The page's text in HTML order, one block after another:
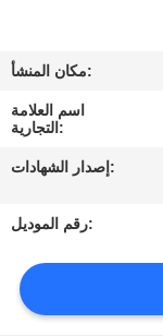
مراقبة
الجودة
اتصل
أخبار
مكان المنشأ:
اسم العلامة
التجارية:
إصدار الشهادات:
رقم الموديل: